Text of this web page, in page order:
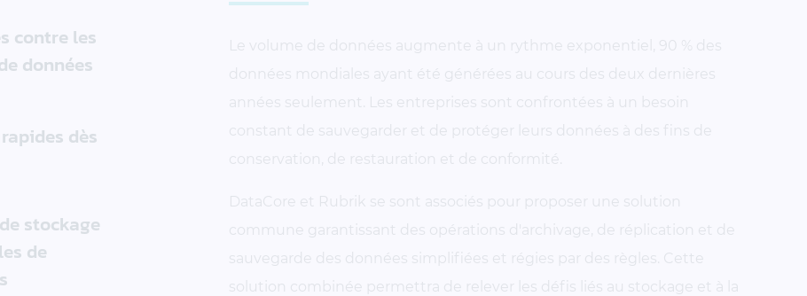
contre les
données
dès
stockage
de
Le volume de données augmente à un rythme exponentiel, 90 % des
données mondiales ayant été générées au cours des deux dernières
années seulement. Les entreprises sont confrontées à un besoin
constant de sauvegarder et de protéger leurs données à des fins de
conservation, de restauration et de conformité.
DataCore et Rubrik se sont associés pour proposer une solution
commune garantissant des opérations d'archivage, de réplication et de
sauvegarde des données simplifiées et régies par des règles. Cette
solution combinée permettra de relever les défis liés au stockage et à la